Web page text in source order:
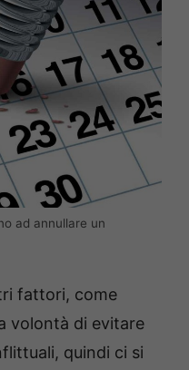
ad annullare un
fattori, come
volontà di evitare
quindi ci si